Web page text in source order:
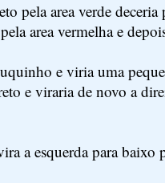
pela area verde deceria
area vermelha e
e viria uma
e viraria de novo a
a esquerda para baixo